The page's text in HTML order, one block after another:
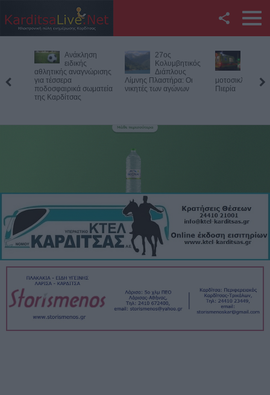
Twitter
YouTube
RSS
Επικοινωνία με το
KarditsaLive.Net
Ανάκληση
ειδικής
αθλητικής αναγνώρισης
για τέσσερα
ποδοσφαιρικά σωματεία
της Καρδίτσας
27ος
Κολυμβητικός
Διάπλους
Λίμνης Πλαστήρα: Οι
νικητές των αγώνων
Θανατηφόρο
τροχαίο για
33χρονο
μοτοσικλετιστή στην